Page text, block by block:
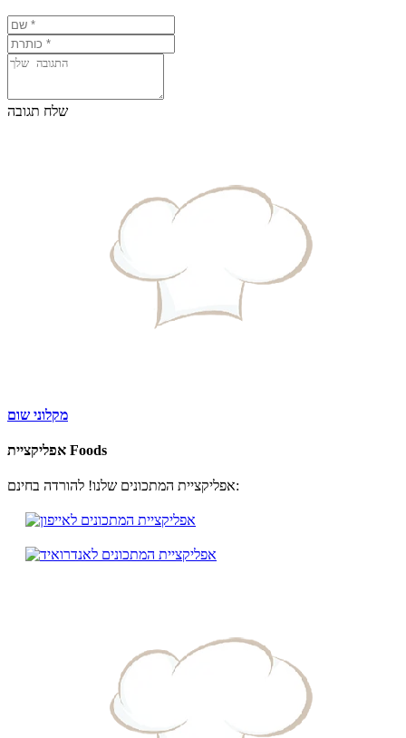
שלח תגובה
מקלוני שום
אפליקציית Foods
אפליקציית המתכונים שלנו! להורדה בחינם: